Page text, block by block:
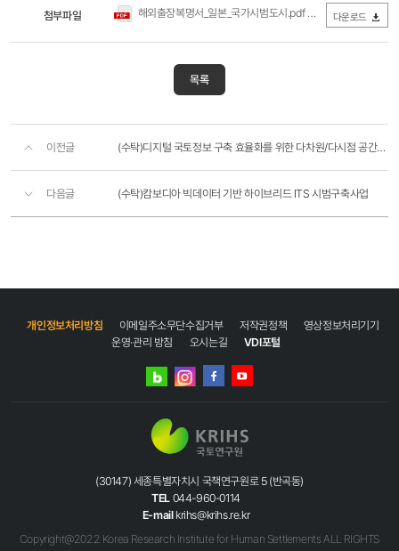
첨부파일 해외출장복명서_일본_국가시범도시.pdf (57.47MB / 다운로드 449회)
다운로드
목록
이전글 (수탁)디지털 국토정보 구축 효율화를 위한 다차원/다시점 공간 데이터 기반 국토정보 변화인식 및 자동갱신..
다음글 (수탁)캄보디아 빅데이터 기반 하이브리드 ITS 시범구축사업
개인정보처리방침 이메일주소무단수집거부 저작권정책
영상정보처리기기
운영·관리 방침
오시는길 VDI포털
네이버
인스타그램
(30147) 세종특별자치시 국책연구원로 5 (반곡동)
TEL 044-960-0114
E-mail krihs@krihs.re.kr
Copyright@2022 Korea Research Institute for Human Settlements ALL RIGHTS